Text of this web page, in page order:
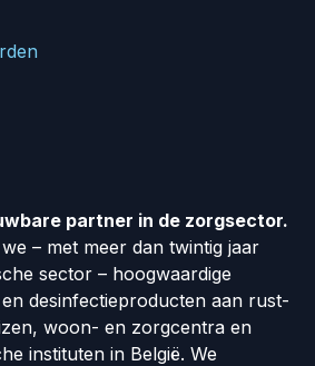
partner in de zorgsector.
– met meer dan twintig jaar
sector – hoogwaardige
desinfectieproducten aan rust-
woon- en zorgcentra en
instituten in België. We